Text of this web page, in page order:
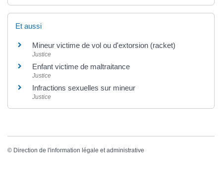
Et aussi
Mineur victime de vol ou d'extorsion (racket)
Justice
Enfant victime de maltraitance
Justice
Infractions sexuelles sur mineur
Justice
© Direction de l'information légale et administrative